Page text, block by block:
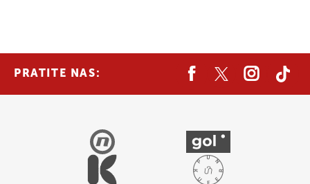
PRATITE NAS: